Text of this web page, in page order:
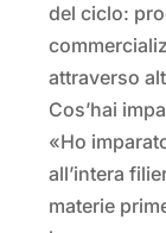
del ciclo:
attraverso
Cos’hai
«Ho
all’intera
materie